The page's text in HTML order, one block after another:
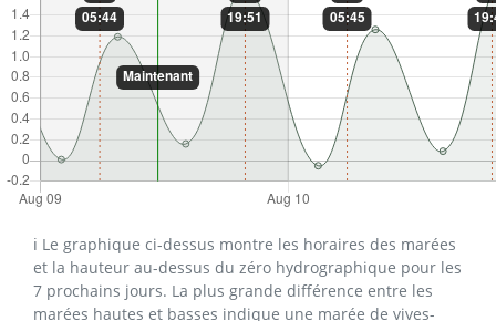
ℹ️ Le graphique ci-dessus montre les horaires des marées
et la hauteur au-dessus du zéro hydrographique pour les
7 prochains jours. La plus grande différence entre les
marées hautes et basses indique une marée de vives-